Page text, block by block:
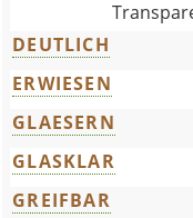
DEUTLICH
ERWIESEN
GLAESERN
GLASKLAR
GREIFBAR